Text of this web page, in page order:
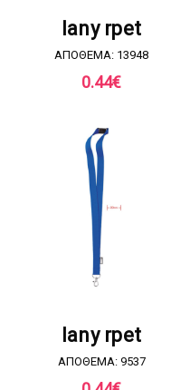
lany rpet
ΑΠΟΘΕΜΑ: 13948
0.44€
lany rpet
ΑΠΟΘΕΜΑ: 9537